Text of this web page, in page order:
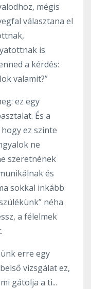
mégis
választana el
is
a kérdés:
valamit?”
ez egy
És a
ez szinte
ne
szeretnének
és
sokkal inkább
néha
a félelmek
erre egy
vizsgálat ez,
gátolja a ti...